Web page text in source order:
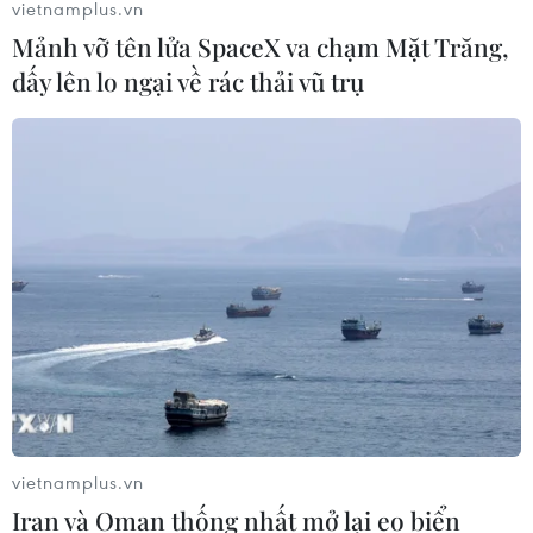
Nhật Bản: Nội các thông qua chính
sách giảm thuế tiêu thụ thực phẩm
hóa Đối tác Chiến lược Toàn diện
05/08/2026 13:30
Hơn 100 người thiệt mạng trong mùa
mưa khốc liệt ở Ấn Độ
05/08/2026 09:39
vietnamplus.vn
Mảnh vỡ tên lửa SpaceX va chạm Mặt Trăng,
dấy lên lo ngại về rác thải vũ trụ
vietnamplus.vn
Iran và Oman thống nhất mở lại eo biển